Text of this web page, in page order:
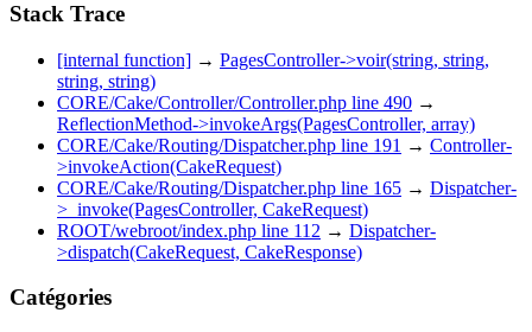
Stack Trace
[internal function] → PagesController->voir(string, string,
string, string)
CORE/Cake/Controller/Controller.php line 490 →
ReflectionMethod->invokeArgs(PagesController, array)
CORE/Cake/Routing/Dispatcher.php line 191 → Controller-
>invokeAction(CakeRequest)
CORE/Cake/Routing/Dispatcher.php line 165 → Dispatcher-
>_invoke(PagesController, CakeRequest)
ROOT/webroot/index.php line 112 → Dispatcher-
>dispatch(CakeRequest, CakeResponse)
Catégories